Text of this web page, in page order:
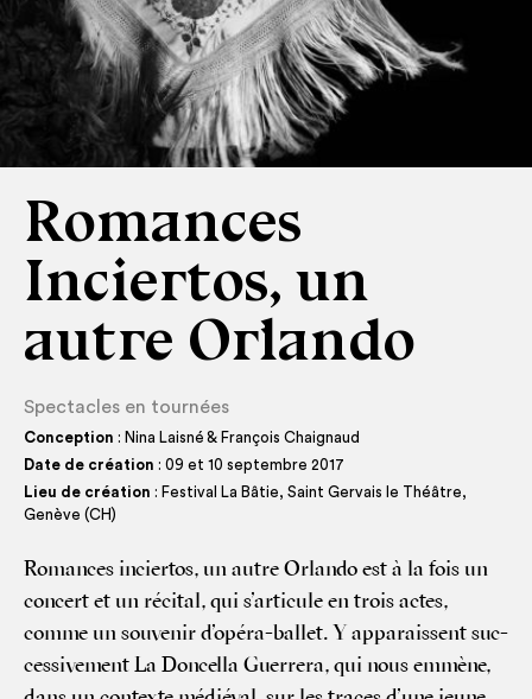
Romances
Inciertos, un
autre Orlando
Spectacles en tournées
Conception : Nina Laisné & François Chaignaud
Date de création : 09 et 10 septembre 2017
Lieu de création : Festival La Bâtie, Saint Gervais le Théâtre,
Genève (CH)
Romances incier­tos, un autre Orlan­do est à la fois un
concert et un réci­tal, qui s’articule en trois actes,
comme un sou­ve­nir d’opéra-ballet. Y appa­raissent suc­
ces­si­ve­ment La Don­cel­la Guer­re­ra, qui nous emmène,